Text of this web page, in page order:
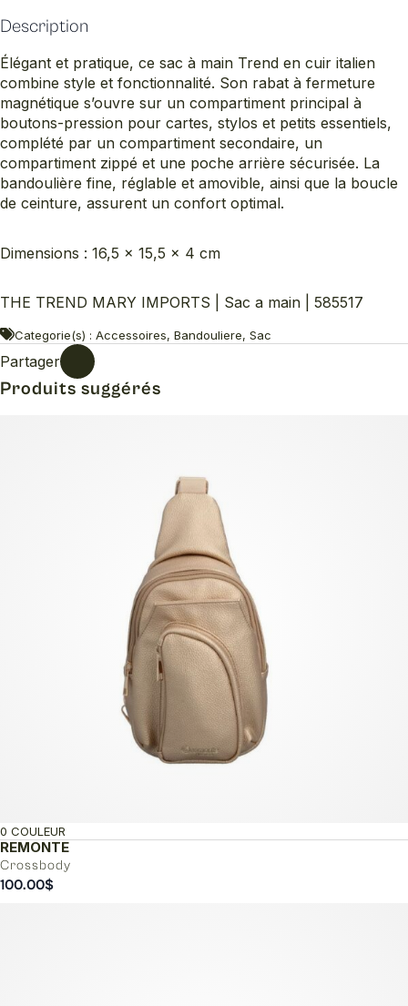
Description
Élégant et pratique, ce sac à main Trend en cuir italien
combine style et fonctionnalité. Son rabat à fermeture
magnétique s’ouvre sur un compartiment principal à
boutons-pression pour cartes, stylos et petits essentiels,
complété par un compartiment secondaire, un
compartiment zippé et une poche arrière sécurisée. La
bandoulière fine, réglable et amovible, ainsi que la boucle
de ceinture, assurent un confort optimal.
Dimensions : 16,5 × 15,5 × 4 cm
THE TREND MARY IMPORTS | Sac a main | 585517
Categorie(s) : Accessoires, Bandouliere, Sac
Partager
Produits suggérés
REMONTE
Crossbody
0 COULEUR
100.00$